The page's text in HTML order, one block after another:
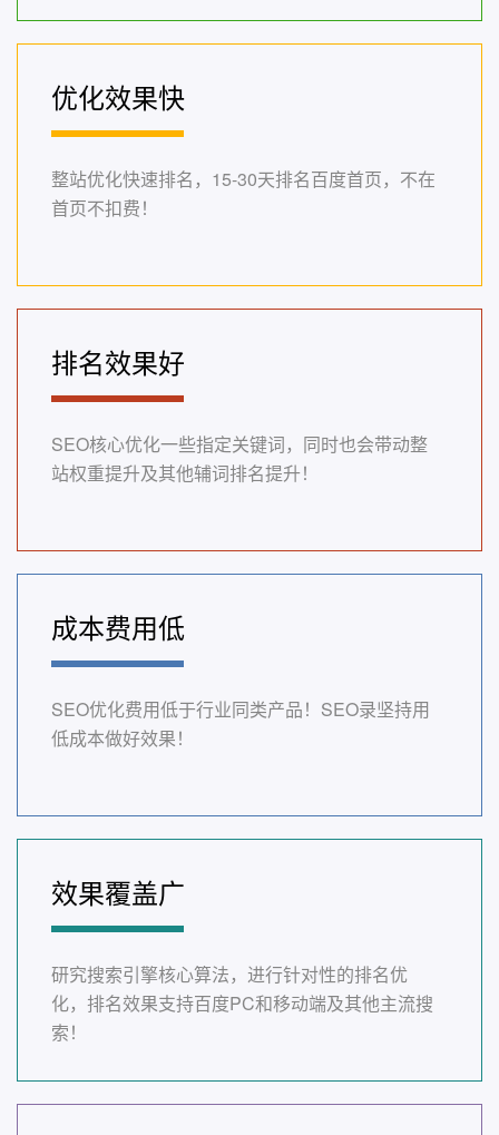
优化效果快
整站优化快速排名，15-30天排名百度首页，不在
首页不扣费！
排名效果好
SEO核心优化一些指定关键词，同时也会带动整
站权重提升及其他辅词排名提升！
成本费用低
SEO优化费用低于行业同类产品！SEO录坚持用
低成本做好效果！
效果覆盖广
研究搜索引擎核心算法，进行针对性的排名优
化，排名效果支持百度PC和移动端及其他主流搜
索！